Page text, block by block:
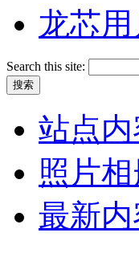
龙芯
Search this site:
站点内
照片
最新内